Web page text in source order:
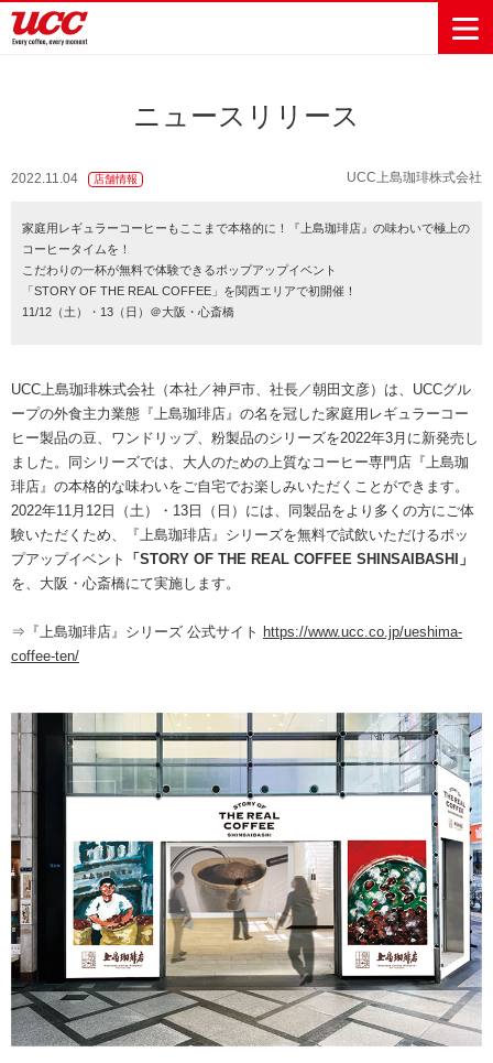
レギュラーコ
ーヒー
インスタント
コーヒー
ドリンク
ドリップポッ
ド
おいしいコー
ヒーの淹れ方
コーヒー百科 レシピ UCCラボ
UCCコーヒー
博物館
UCCコーヒー
アカデミー
工場見学
東京ディズニ
ーリゾート®︎
Sustainability
サステナビ
リティビジ
ョン
サステナブ
ルなコーヒ
ー調達
サステナビ
リティ教育
コーヒー×
健康
自然を豊かに
カーボンニ
ュートラル
環境と社会
人権の尊重
サーキュラ
ーエコノミ
ー
直営農園
リティチャ
レンジ
Report
サステナビ
リティレポ
ート
会社案内
セージ
パーパス
コーポレー
トメッセー
ジ
企業概要
沿革
ニュースリ
リース
事業内容
連事業
コーヒーマ
シン事業
地域・戦略
事業
海外事業
グループサ
ポート
UCCの活動
ーヒービレ
ッジ
ウェブマガ
ジン
ニュースリリース
2022.11.04 店舗情報 UCC上島珈琲株式会社
家庭用レギュラーコーヒーもここまで本格的に！『上島珈琲店』の味わいで極上の
コーヒータイムを！
こだわりの一杯が無料で体験できるポップアップイベント
「STORY OF THE REAL COFFEE」を関西エリアで初開催！
11/12（土）・13（日）＠大阪・心斎橋
UCC上島珈琲株式会社（本社／神戸市、社長／朝田文彦）は、UCCグル
ープの外食主力業態『上島珈琲店』の名を冠した家庭用レギュラーコー
ヒー製品の豆、ワンドリップ、粉製品のシリーズを2022年3月に新発売し
ました。同シリーズでは、大人のための上質なコーヒー専門店『上島珈
琲店』の本格的な味わいをご自宅でお楽しみいただくことができます。
2022年11月12日（土）・13日（日）には、同製品をより多くの方にご体
験いただくため、『上島珈琲店』シリーズを無料で試飲いただけるポッ
プアップイベント
「STORY OF THE REAL COFFEE SHINSAIBASHI」
を、大阪・心斎橋にて実施します。
⇒『上島珈琲店』シリーズ 公式サイト https://www.ucc.co.jp/ueshima-
coffee-ten/